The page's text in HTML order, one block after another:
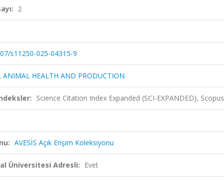
2
s11250-025-04315-9
ANIMAL HEALTH AND PRODUCTION
Science Citation Index Expanded (SCI-EXPANDED), Scopus
AVESİS Açık Erişim Koleksiyonu
Üniversitesi Adresli: Evet